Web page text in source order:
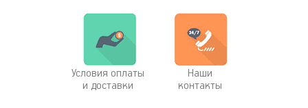
Условия оплаты
и доставки
Наши
контакты